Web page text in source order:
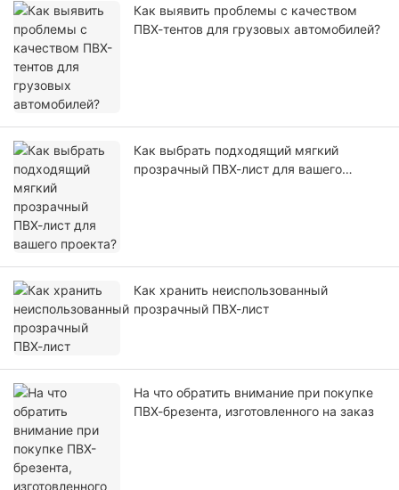
Как выявить проблемы с качеством
ПВХ-тентов для грузовых автомобилей?
Как выбрать подходящий мягкий
прозрачный ПВХ-лист для вашего
Как хранить неиспользованный
прозрачный ПВХ-лист
На что обратить внимание при покупке
ПВХ-брезента, изготовленного на заказ